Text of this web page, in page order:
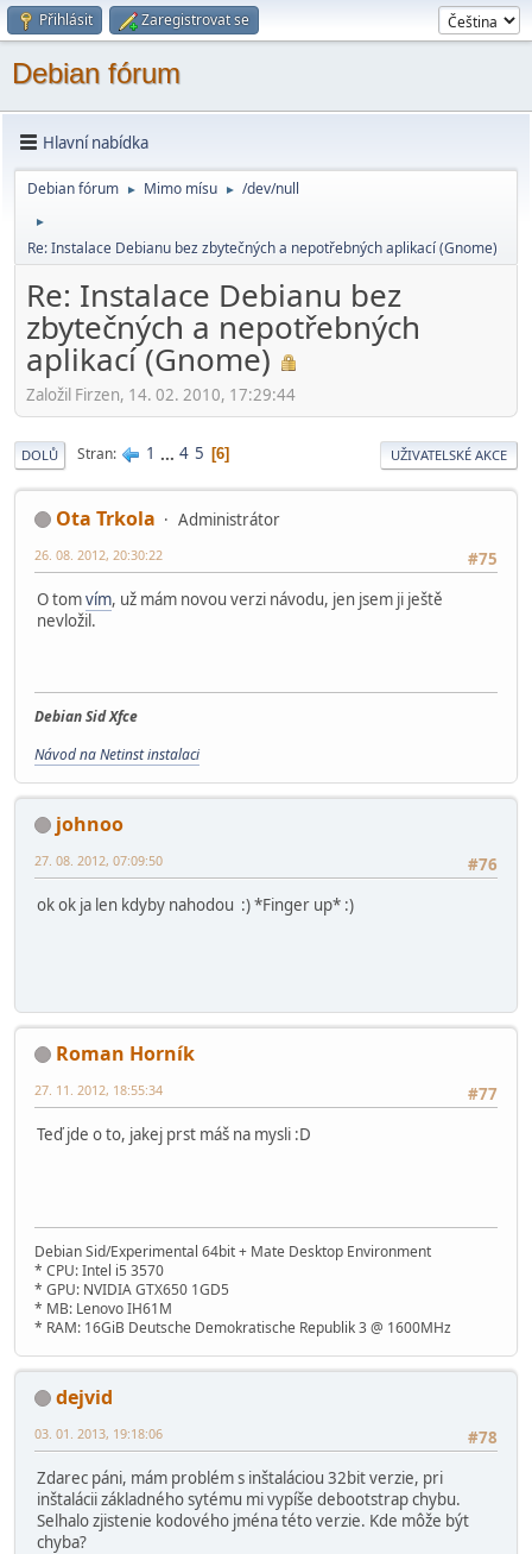
Přihlásit Zaregistrovat se
Debian fórum
Hlavní nabídka
Debian fórum ► Mimo mí­su ► /dev/null
►
Re: Instalace Debianu bez zbytečných a nepotřebných aplikací (Gnome)
Re: Instalace Debianu bez
zbytečných a nepotřebných
aplikací (Gnome)
Založil Firzen, 14. 02. 2010, 17:29:44
DOLŮ Stran 1 ... 4 5 6 UŽIVATELSKÉ AKCE
Ota Trkola
Administrátor
#75
26. 08. 2012, 20:30:22
O tomvím, už mám novou verzi návodu, jen jsem ji ještě
nevložil.
Debian Sid Xfce
Návod na Netinst instalaci
johnoo
#76
27. 08. 2012, 07:09:50
ok ok ja len kdyby nahodou :) *Finger up* :)
Roman Horník
#77
27. 11. 2012, 18:55:34
Teď jde o to, jakej prst máš na mysli :D
Debian Sid/Experimental 64bit + Mate Desktop Environment
* CPU: Intel i5 3570
* GPU: NVIDIA GTX650 1GD5
* MB: Lenovo IH61M
* RAM: 16GiB Deutsche Demokratische Republik 3 @ 1600MHz
dejvid
#78
03. 01. 2013, 19:18:06
Zdarec páni, mám problém s inštaláciou 32bit verzie, pri
inštalácii základného sytému mi vypíše debootstrap chybu.
Selhalo zjistenie kodového jména této verzie. Kde môže být
chyba?